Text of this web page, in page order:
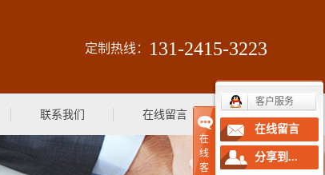
定制热线： 131-2415-3223
联系我们 在线留言
在
线
客
客户服务
在线留言
分享到...